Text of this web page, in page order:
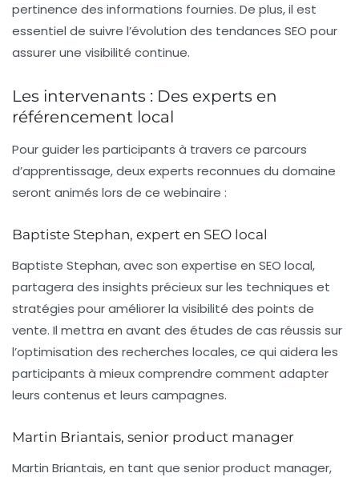
pertinence des informations fournies. De plus, il est
essentiel de suivre l’évolution des tendances SEO pour
assurer une visibilité continue.
Les intervenants : Des experts en
référencement local
Pour guider les participants à travers ce parcours
d’apprentissage, deux experts reconnues du domaine
seront animés lors de ce webinaire :
Baptiste Stephan, expert en SEO local
Baptiste Stephan, avec son expertise en SEO local,
partagera des insights précieux sur les techniques et
stratégies pour améliorer la visibilité des points de
vente. Il mettra en avant des études de cas réussis sur
l’optimisation des recherches locales, ce qui aidera les
participants à mieux comprendre comment adapter
leurs contenus et leurs campagnes.
Martin Briantais, senior product manager
Martin Briantais, en tant que senior product manager,